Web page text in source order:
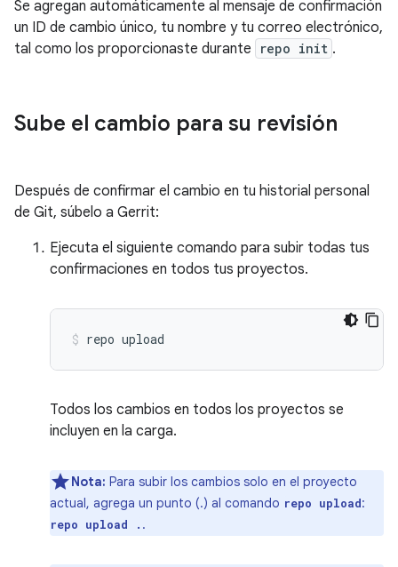
Se agregan automáticamente al mensaje de confirmación
un ID de cambio único, tu nombre y tu correo electrónico,
tal como los proporcionaste durante
repo init .
Sube el cambio para su revisión
Después de confirmar el cambio en tu historial personal
de Git, súbelo a Gerrit:
Ejecuta el siguiente comando para subir todas tus
confirmaciones en todos tus proyectos.
repo upload
Todos los cambios en todos los proyectos se
incluyen en la carga.
Nota: Para subir los cambios solo en el proyecto
actual, agrega un punto (.) al comando repo upload:
repo upload . .